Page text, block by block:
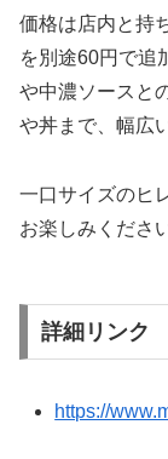
価格は店内と持
を別途60円で追
や中濃ソースと
や丼まで、幅広
一口サイズのヒ
お楽しみくださ
詳細リンク
https://